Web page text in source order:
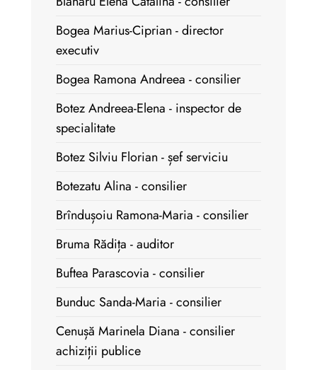
Bogea Marius-Ciprian - director
executiv
Bogea Ramona Andreea - consilier
Botez Andreea-Elena - inspector de
specialitate
Botez Silviu Florian - șef serviciu
Botezatu Alina - consilier
Brîndușoiu Ramona-Maria - consilier
Bruma Rădița - auditor
Buftea Parascovia - consilier
Bunduc Sanda-Maria - consilier
Cenușă Marinela Diana - consilier
achiziții publice